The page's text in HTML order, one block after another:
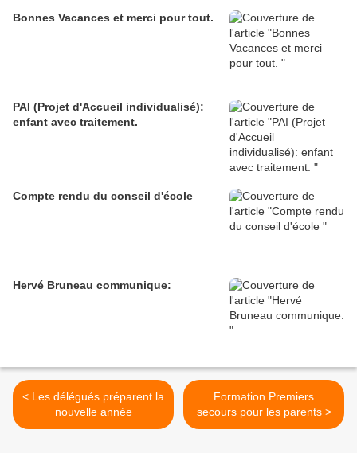
Bonnes Vacances et merci pour tout.
PAI (Projet d'Accueil individualisé):
enfant avec traitement.
Compte rendu du conseil d'école
Hervé Bruneau communique:
< Les délégués préparent la
nouvelle année
Formation Premiers
secours pour les parents >